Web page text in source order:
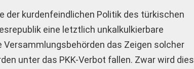
der kurdenfeindlichen Politik des türkischen
eine letztlich unkalkulkierbare
das Zeigen solcher
unter das PKK-Verbot fallen. Zwar wird dies